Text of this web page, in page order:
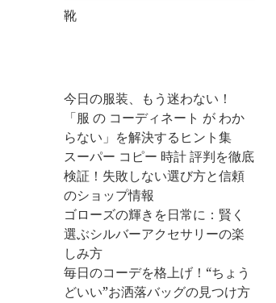
靴
今日の服装、もう迷わない！
「服 の コーディネート が わか
らない」を解決するヒント集
スーパー コピー 時計 評判を徹底
検証！失敗しない選び方と信頼
のショップ情報
ゴローズの輝きを日常に：賢く
選ぶシルバーアクセサリーの楽
しみ方
毎日のコーデを格上げ！“ちょう
どいい”お洒落バッグの見つけ方